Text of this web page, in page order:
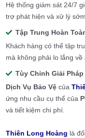
Hệ thống giám sát 24/7
trợ phát hiện và xử lý
Tập Trung Hoàn
Khách hàng có thể tập
mà không phải lo lắng về
Tùy Chỉnh Giải Pháp
Dịch Vụ Bảo Vệ của
ứng nhu cầu cụ thể của
và tiết kiệm chi phí.
Thiên Long Hoàng là